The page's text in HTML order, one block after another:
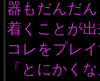
器もだんだ
着くことが出
コレをプレ
「とにかく